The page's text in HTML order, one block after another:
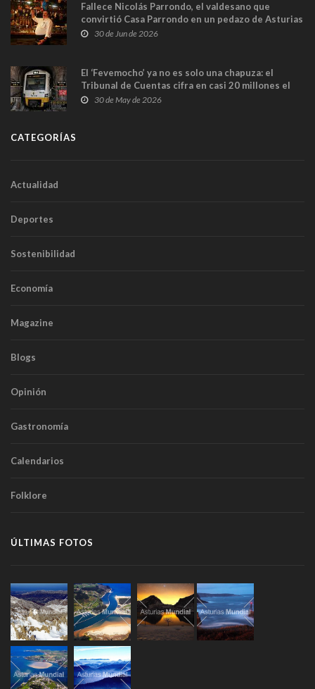
Fallece Nicolás Parrondo, el valdesano que
convirtió Casa Parrondo en un pedazo de Asturias
en Madrid
30 de Jun de 2026
El ‘Fevemocho’ ya no es solo una chapuza: el
Tribunal de Cuentas cifra en casi 20 millones el
sobrecoste de los trenes que no cabían por los
30 de May de 2026
CATEGORÍAS
Actualidad
Deportes
Sostenibilidad
Economía
Magazine
Blogs
Opinión
Gastronomía
Calendarios
Folklore
ÚLTIMAS FOTOS